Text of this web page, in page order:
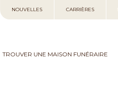
au
NOUVELLES CARRIÈRES
TROUVER UNE MAISON FUNÉRAIRE